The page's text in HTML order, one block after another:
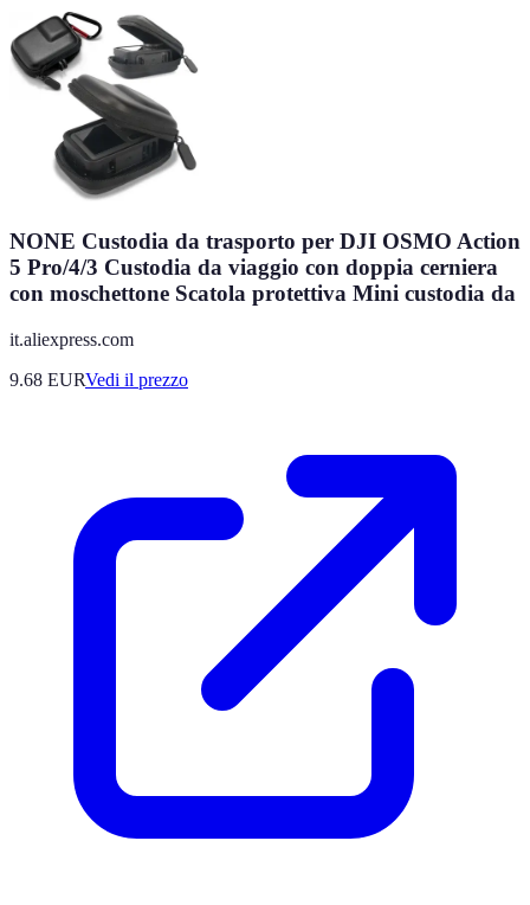
NONE Custodia da trasporto per DJI OSMO Action
5 Pro/4/3 Custodia da viaggio con doppia cerniera
con moschettone Scatola protettiva Mini custodia da
it.aliexpress.com
9.68 EURVedi il prezzo